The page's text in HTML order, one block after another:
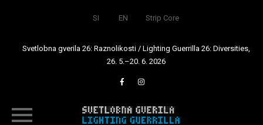
SI EN Strip Core
Svetlobna gverila 26: Raznolikosti / Lighting Guerrilla 26: Diversities,
26. 5.–20. 6. 2026